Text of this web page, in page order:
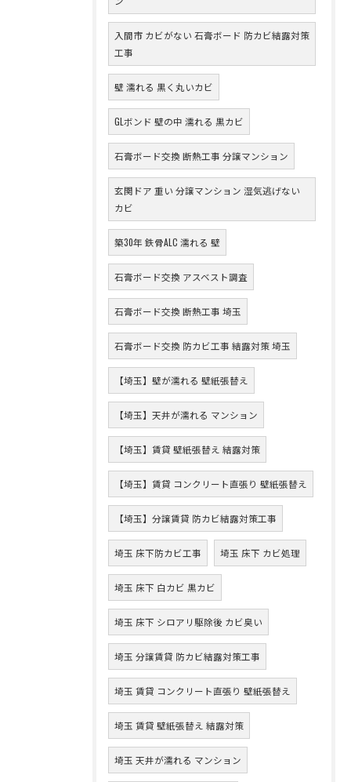
入間市 カビがない 石膏ボード 防カビ結露対策
工事
壁 濡れる 黒く丸いカビ
GLボンド 壁の中 濡れる 黒カビ
石膏ボード交換 断熱工事 分譲マンション
玄関ドア 重い 分譲マンション 湿気逃げない
カビ
築30年 鉄骨ALC 濡れる 壁
石膏ボード交換 アスベスト調査
石膏ボード交換 断熱工事 埼玉
石膏ボード交換 防カビ工事 結露対策 埼玉
【埼玉】壁が濡れる 壁紙張替え
【埼玉】天井が濡れる マンション
【埼玉】賃貸 壁紙張替え 結露対策
【埼玉】賃貸 コンクリート直張り 壁紙張替え
【埼玉】分譲賃貸 防カビ結露対策工事
埼玉 床下防カビ工事 埼玉 床下 カビ処理
埼玉 床下 白カビ 黒カビ
埼玉 床下 シロアリ駆除後 カビ臭い
埼玉 分譲賃貸 防カビ結露対策工事
埼玉 賃貸 コンクリート直張り 壁紙張替え
埼玉 賃貸 壁紙張替え 結露対策
埼玉 天井が濡れる マンション